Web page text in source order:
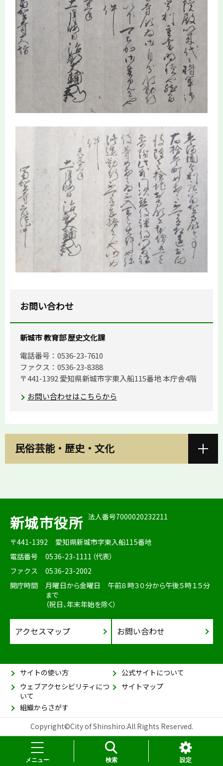
メニュー 検索 設定
お問い合わせ
新城市 教育部 歴史文化課
電話番号：0536-23-7610
ファクス：0536-23-8388
〒441-1392 愛知県新城市字東入船115番地 本庁舎4階
お問い合わせはこちらから
民俗芸能・歴史・文化
新城市役所 法人番号7000020232211
〒441-1392
愛知県新城市字東入船115番地
電話番号
0536-23-1111（代表）
ファクス
0536-23-2002
開庁時間
月曜日から金曜日 午前８時３０分から午後５時１５分
まで
（祝日、年末年始を除く）
アクセスマップ お問い合わせ
サイトの使い方
公式サイトについて
ウェブアクセシビリティにつ
いて
サイトマップ
組織からさがす
Copyright©City of Shinshiro.All Rights Reserved.